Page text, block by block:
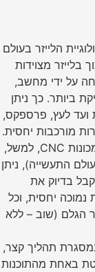
הלייזר בעולם
בלייזר מצוידות
על ידי מחשב,
ביותר. כך ניתן
ועד לעץ, פרספקס,
מורכבות יחסית.
מאחר ומחשב שולט על התהליך כולו (בניגוד למכונות CNC, למשל,
התעשייה), ניתן
בדיוק את
יחסית, וכל
הגלם (שוב – ללא
תהליך קצר,
באחת מהתוכנות